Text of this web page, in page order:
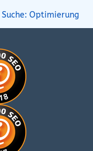
Suche: Optimierung